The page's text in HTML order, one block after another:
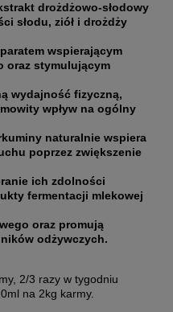
drożdżowo-słodowy
słodu, ziół i drożdży
wspierającym
oraz stymulującym
wydajność fizyczną,
wpływ na ogólny
naturalnie wspiera
poprzez zwiększenie
ich zdolności
fermentacji mlekowej
oraz promują
odżywczych.
2/3 razy w tygodniu
na 2kg karmy.